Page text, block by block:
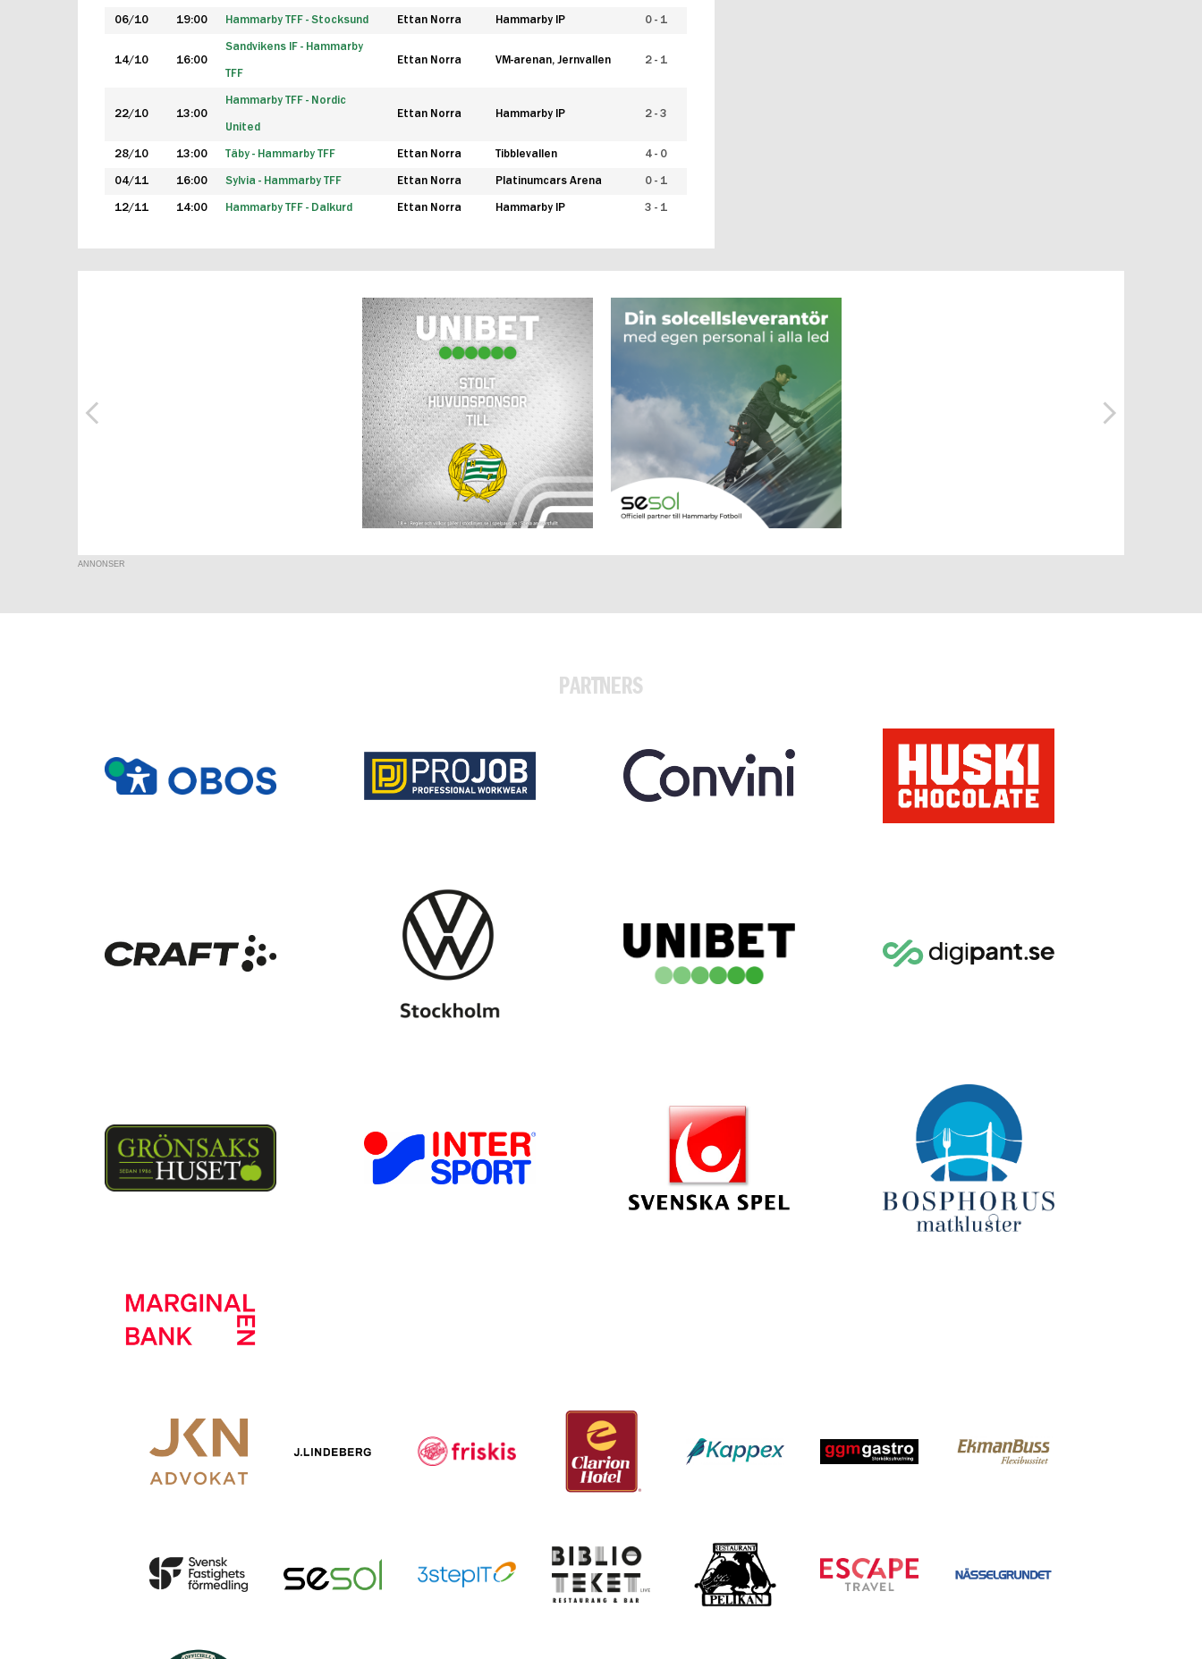
06/10 19:00 Hammarby TFF - Stocksund Ettan Norra Hammarby IP 0 - 1
14/10 16:00
Sandvikens IF - Hammarby
TFF
Ettan Norra VM-arenan, Jernvallen 2 - 1
22/10 13:00
Hammarby TFF - Nordic
United
Ettan Norra Hammarby IP 2 - 3
28/10 13:00 Täby - Hammarby TFF Ettan Norra Tibblevallen 4 - 0
04/11 16:00 Sylvia - Hammarby TFF Ettan Norra Platinumcars Arena 0 - 1
12/11 14:00 Hammarby TFF - Dalkurd Ettan Norra Hammarby IP 3 - 1
ANNONSER
PARTNERS